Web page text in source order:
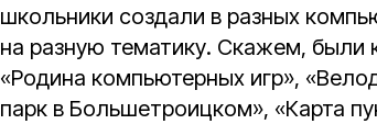
школьники создали в разных
на разную тематику. Скажем, были
«Родина компьютерных игр»,
парк в Большетроицком», «Карта